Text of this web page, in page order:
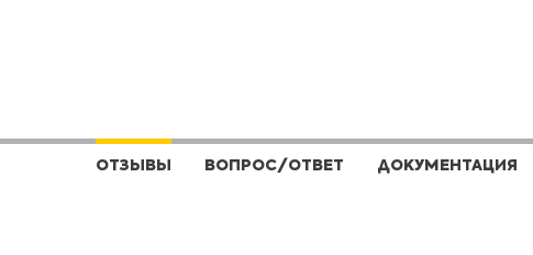
ОТЗЫВЫ ВОПРОС/ОТВЕТ ДОКУМЕНТАЦИЯ